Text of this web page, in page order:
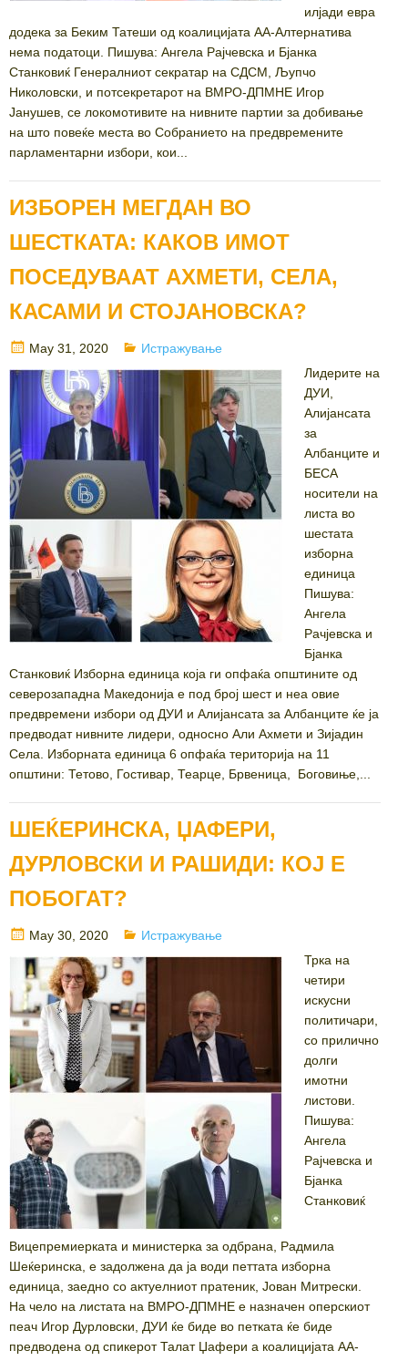
илјади евра
додека за Беким Татеши од коалицијата АА-Алтернатива
нема податоци. Пишува: Ангела Рајчевска и Бјанка
Станковиќ Генералниот секратар на СДСМ, Љупчо
Николовски, и потсекретарот на ВМРО-ДПМНЕ Игор
Јанушев, се локомотивите на нивните партии за добивање
на што повеќе места во Собранието на предвремените
парламентарни избори, кои...
ИЗБОРЕН МЕГДАН ВО
ШЕСТКАТА: КАКОВ ИМОТ
ПОСЕДУВААТ AХМЕТИ, СЕЛА,
КАСАМИ И СТОЈАНОВСКА?
Posted
on
May 31, 2020 Categories
Истражување
Лидерите на
ДУИ,
Алијансата
за
Албанците и
БЕСА
носители на
листа во
шестата
изборна
единица
Пишува:
Ангела
Рачјевска и
Бјанка
Станковиќ Изборна единица која ги опфаќа општините од
северозападна Македонија е под број шест и неа овие
предвремени избори од ДУИ и Алијансата за Албанците ќе ја
предводат нивните лидери, односно Али Ахмети и Зијадин
Села. Изборната единица 6 опфаќа територија на 11
општини: Тетово, Гостивар, Теарце, Брвеница, Боговиње,...
ШЕЌЕРИНСКА, ЏАФЕРИ,
ДУРЛОВСКИ И РАШИДИ: КОЈ Е
ПОБОГАТ?
Posted
on
May 30, 2020 Categories
Истражување
Трка на
четири
искусни
политичари,
со прилично
долги
имотни
листови.
Пишува:
Ангела
Рајчевска и
Бјанка
Станковиќ
Вицепремиерката и министерка за одбрана, Радмила
Шеќеринска, е задолжена да ја води петтата изборна
единица, заедно со актуелниот пратеник, Јован Митрески.
На чело на листата на ВМРО-ДПМНЕ е назначен оперскиот
пеач Игор Дурловски, ДУИ ќе биде во петката ќе биде
предводена од спикерот Талат Џафери а коалицијата АА-